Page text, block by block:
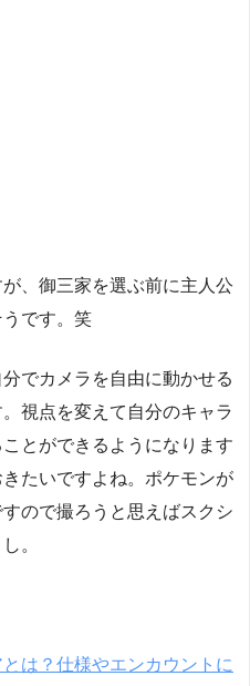
、御三家を選ぶ前に主人公
です。笑
でカメラを自由に動かせる
視点を変えて自分のキャラ
とができるようになります
たいですよね。ポケモンが
ので撮ろうと思えばスクシ
。
は？仕様やエンカウントに